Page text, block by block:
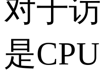
对于
是